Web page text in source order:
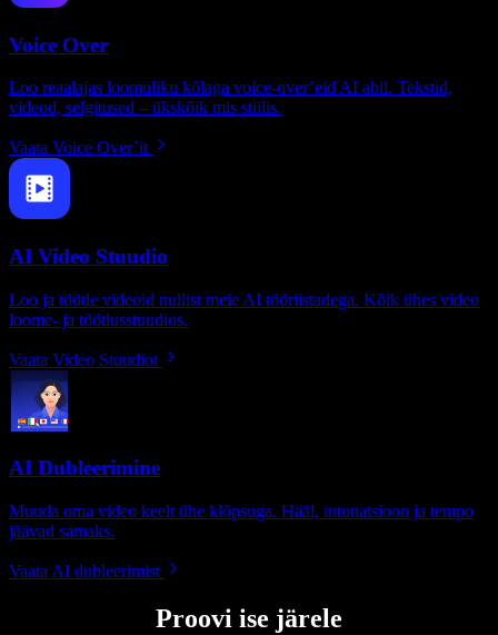
Voice Over
Loo reaalajas loomuliku kõlaga voice-over’eid AI abil. Tekstid,
videod, selgitused – ükskõik mis stiilis.
Vaata Voice Over’it
AI Video Stuudio
Loo ja töötle videoid nullist meie AI tööriistadega. Kõik ühes video
loome- ja töötlusstuudios.
Vaata Video Stuudiot
AI Dubleerimine
Muuda oma video keelt ühe klõpsuga. Hääl, intonatsioon ja tempo
jäävad samaks.
Vaata AI dubleerimist
Proovi ise järele